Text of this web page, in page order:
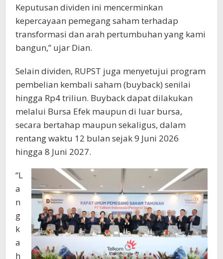
Keputusan dividen ini mencerminkan
kepercayaan pemegang saham terhadap
transformasi dan arah pertumbuhan yang kami
bangun,” ujar Dian.
Selain dividen, RUPST juga menyetujui program
pembelian kembali saham (buyback) senilai
hingga Rp4 triliun. Buyback dapat dilakukan
melalui Bursa Efek maupun di luar bursa,
secara bertahap maupun sekaligus, dalam
rentang waktu 12 bulan sejak 9 Juni 2026
hingga 8 Juni 2027.
“L
a
n
g
k
a
h